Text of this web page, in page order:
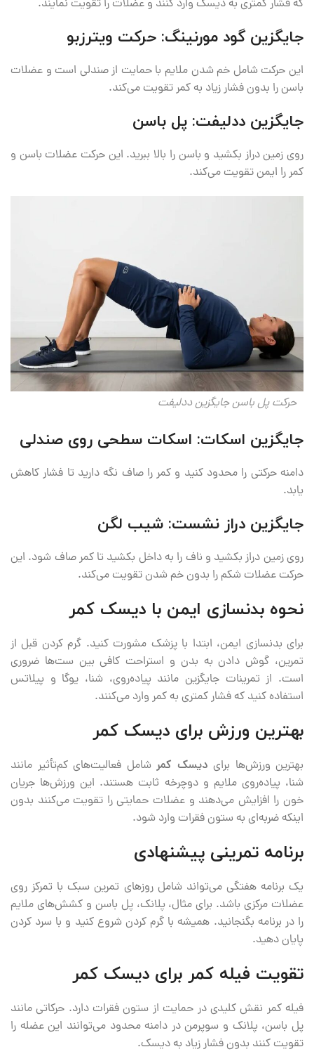
که فشار کمتری به دیسک وارد کنند و عضلات را تقویت نمایند.
جایگزین گود مورنینگ: حرکت ویترزبو
این حرکت شامل خم شدن ملایم با حمایت از صندلی است و عضلات
باسن را بدون فشار زیاد به کمر تقویت می‌کند.
جایگزین ددلیفت: پل باسن
روی زمین دراز بکشید و باسن را بالا ببرید. این حرکت عضلات باسن و
کمر را ایمن تقویت می‌کند.
حرکت پل باسن جایگزین ددلیفت
جایگزین اسکات: اسکات سطحی روی صندلی
دامنه حرکتی را محدود کنید و کمر را صاف نگه دارید تا فشار کاهش
یابد.
جایگزین دراز نشست: شیب لگن
روی زمین دراز بکشید و ناف را به داخل بکشید تا کمر صاف شود. این
حرکت عضلات شکم را بدون خم شدن تقویت می‌کند.
نحوه بدنسازی ایمن با دیسک کمر
برای بدنسازی ایمن، ابتدا با پزشک مشورت کنید. گرم کردن قبل از
تمرین، گوش دادن به بدن و استراحت کافی بین ست‌ها ضروری
است. از تمرینات جایگزین مانند پیاده‌روی، شنا، یوگا و پیلاتس
استفاده کنید که فشار کمتری به کمر وارد می‌کنند.
بهترین ورزش برای دیسک کمر
بهترین ورزش‌ها برای دیسک کمر شامل فعالیت‌های کم‌تأثیر مانند
شنا، پیاده‌روی ملایم و دوچرخه ثابت هستند. این ورزش‌ها جریان
خون را افزایش می‌دهند و عضلات حمایتی را تقویت می‌کنند بدون
اینکه ضربه‌ای به ستون فقرات وارد شود.
برنامه تمرینی پیشنهادی
یک برنامه هفتگی می‌تواند شامل روزهای تمرین سبک با تمرکز روی
عضلات مرکزی باشد. برای مثال، پلانک، پل باسن و کشش‌های ملایم
را در برنامه بگنجانید. همیشه با گرم کردن شروع کنید و با سرد کردن
پایان دهید.
تقویت فیله کمر برای دیسک کمر
فیله کمر نقش کلیدی در حمایت از ستون فقرات دارد. حرکاتی مانند
پل باسن، پلانک و سوپرمن در دامنه محدود می‌توانند این عضله را
تقویت کنند بدون فشار زیاد به دیسک.